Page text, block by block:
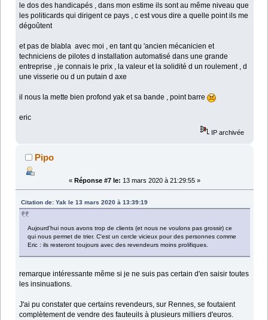
le dos des handicapés , dans mon estime ils sont au même niveau que
les politicards qui dirigent ce pays , c est vous dire a quelle point ils me
dégoûtent
et pas de blabla avec moi , en tant qu 'ancien mécanicien et
techniciens de pilotes d installation automatisé dans une grande
entreprise , je connais le prix , la valeur et la solidité d un roulement , d
une visserie ou d un putain d axe
il nous la mette bien profond yak et sa bande , point barre
eric
IP archivée
Pipo
« Réponse #7 le: 13 mars 2020 à 21:29:55 »
Citation de: Yak le 13 mars 2020 à 13:39:19
Aujourd'hui nous avons trop de clients (et nous ne voulons pas grossir) ce
qui nous permet de trier. C'est un cercle vicieux pour des personnes comme
Eric : ils resteront toujours avec des revendeurs moins prolifiques.
remarque intéressante même si je ne suis pas certain d'en saisir toutes
les insinuations.
J'ai pu constater que certains revendeurs, sur Rennes, se foutaient
complètement de vendre des fauteuils à plusieurs milliers d'euros.